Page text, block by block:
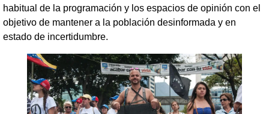
habitual de la programación y los espacios de opinión con el
objetivo de mantener a la población desinformada y en
estado de incertidumbre.